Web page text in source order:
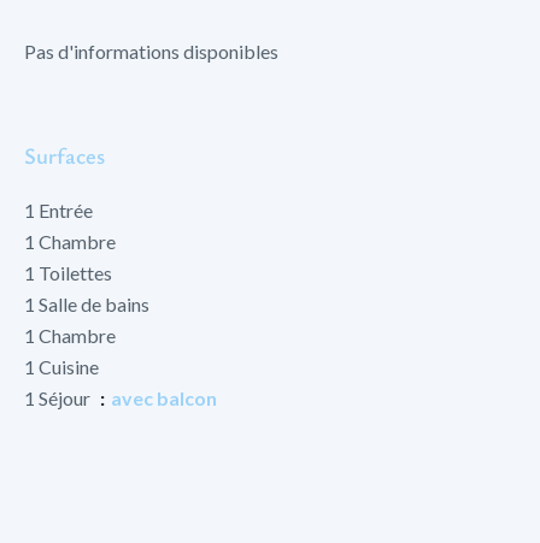
Pas d'informations disponibles
Surfaces
1 Entrée
1 Chambre
1 Toilettes
1 Salle de bains
1 Chambre
1 Cuisine
1 Séjour
avec balcon